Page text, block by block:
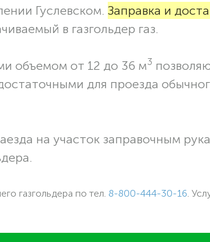
Гуслевском. Заправка и
в газгольдер газ.
объемом от 12 до 36 м3
для проезда
на участок заправочным
газгольдера по тел. 8-800-444-30-16 .